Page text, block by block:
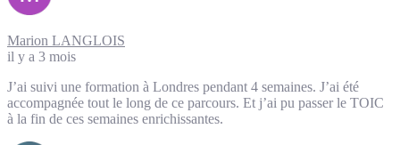
Marion LANGLOIS
il y a 3 mois
J’ai suivi une formation à Londres pendant 4 semaines. J’ai été
accompagnée tout le long de ce parcours. Et j’ai pu passer le TOIC
à la fin de ces semaines enrichissantes.